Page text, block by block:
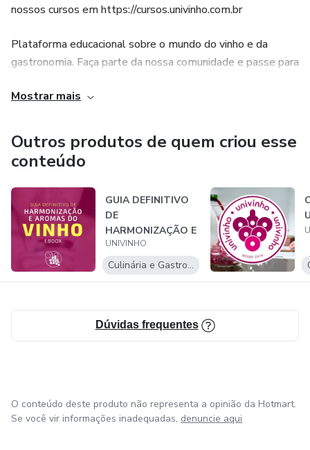
nossos cursos em https://cursos.univinho.com.br
Plataforma educacional sobre o mundo do vinho e da
gastronomia. Faça parte da nossa comunidade e passe para
nossos cursos em https://cursos.univinho.com.br
Mostrar mais
Outros produtos de quem criou esse
conteúdo
GUIA DEFINITIVO
DE
HARMONIZAÇÃO E
AROMAS DO
VINHO
UNIVINHO
Culinária e Gastronomia
Dúvidas frequentes
O conteúdo deste produto não representa a opinião da Hotmart.
Se você vir informações inadequadas, denuncie aqui